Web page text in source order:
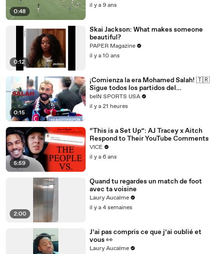
0:48
il y a 9 ans
0:12
Skai Jackson: What makes someone
beautiful?
PAPER Magazine
il y a 10 ans
0:15
¡Comienza la era Mohamed Salah! 🇹🇷
Sigue todos los partidos del
Trabzonspor por beIN SPORTS
beIN SPORTS USA
il y a 21 heures
5:59
“This is a Set Up”: AJ Tracey x Aitch
Respond to Their YouTube Comments
VICE
il y a 6 ans
2:00
Quand tu regardes un match de foot
avec ta voisine
Laury Aucalme
il y a 4 semaines
J’ai pas compris ce que j’ai oublié et
vous 👀
Laury Aucalme